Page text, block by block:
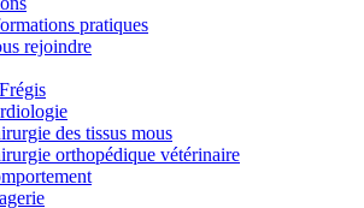
pratiques
rejoindre
des tissus mous
orthopédique vétérinaire